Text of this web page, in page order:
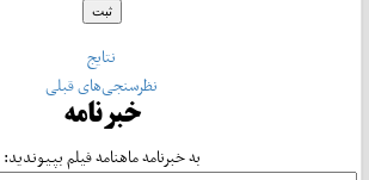
نتایج
نظرسنجی‌های قبلی
خبرنامه
به خبرنامه ماهنامه فیلم بپیوندید: